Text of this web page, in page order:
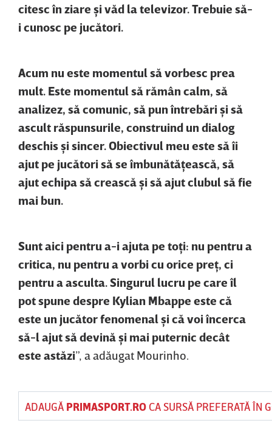
citesc în ziare şi văd la televizor. Trebuie să-
i cunosc pe jucători.
Acum nu este momentul să vorbesc prea
mult. Este momentul să rămân calm, să
analizez, să comunic, să pun întrebări şi să
ascult răspunsurile, construind un dialog
deschis şi sincer. Obiectivul meu este să îi
ajut pe jucători să se îmbunătăţească, să
ajut echipa să crească şi să ajut clubul să fie
mai bun.
Sunt aici pentru a-i ajuta pe toţi: nu pentru a
critica, nu pentru a vorbi cu orice preţ, ci
pentru a asculta. Singurul lucru pe care îl
pot spune despre Kylian Mbappe este că
este un jucător fenomenal şi că voi încerca
să-l ajut să devină şi mai puternic decât
este astăzi”, a adăugat Mourinho.
ADAUGĂ PRIMASPORT.ROCA SURSĂ PREFERATĂ ÎN